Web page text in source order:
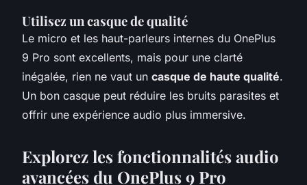
Utilisez un casque de qualité
Le micro et les haut-parleurs internes du OnePlus
9 Pro sont excellents, mais pour une clarté
inégalée, rien ne vaut un casque de haute qualité.
Un bon casque peut réduire les bruits parasites et
offrir une expérience audio plus immersive.
Explorez les fonctionnalités audio
avancées du OnePlus 9 Pro